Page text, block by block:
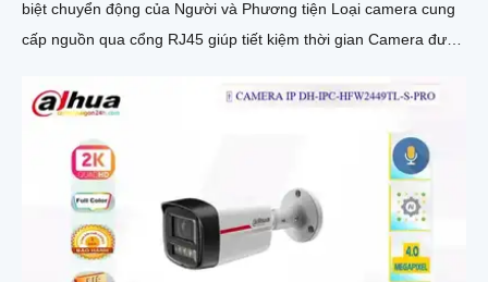
biệt chuyển động của Người và Phương tiện Loại camera cung
cấp nguồn qua cổng RJ45 giúp tiết kiệm thời gian Camera được